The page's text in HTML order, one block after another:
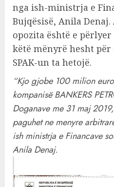
nga ish-ministrja e
Bujqësisë, Anila
opozita është e
këtë mënyrë hesht
SPAK-un ta hetojë.
“Kjo gjobe 100 milion
kompanisë BANKERS
Doganave me 31 maj
paguhet ne menyre
ish ministrja e Financave
Anila Denaj.